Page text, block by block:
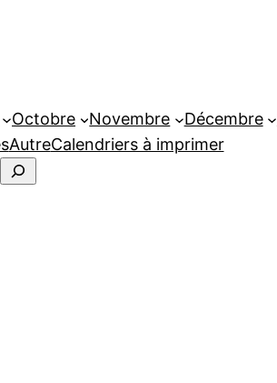
Octobre Novembre Décembre
AutreCalendriers à imprimer